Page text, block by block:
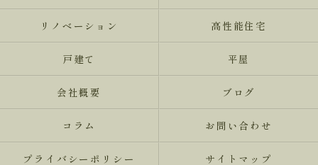
リノベーション 高性能住宅
戸建て 平屋
会社概要 ブログ
コラム お問い合わせ
プライバシーポリシー サイトマップ